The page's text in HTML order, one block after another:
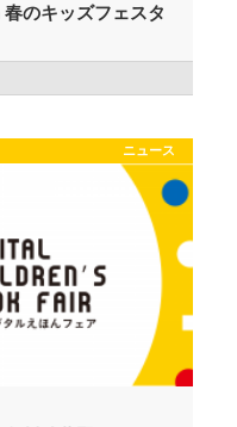
のキッズフェスタ
ニュース